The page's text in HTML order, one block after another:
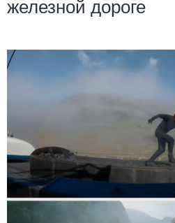
железной дороге